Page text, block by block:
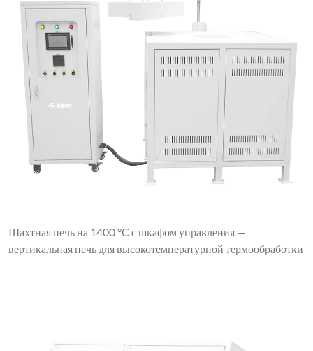
Шахтная печь на 1400 °C с шкафом управления —
вертикальная печь для высокотемпературной термообработки